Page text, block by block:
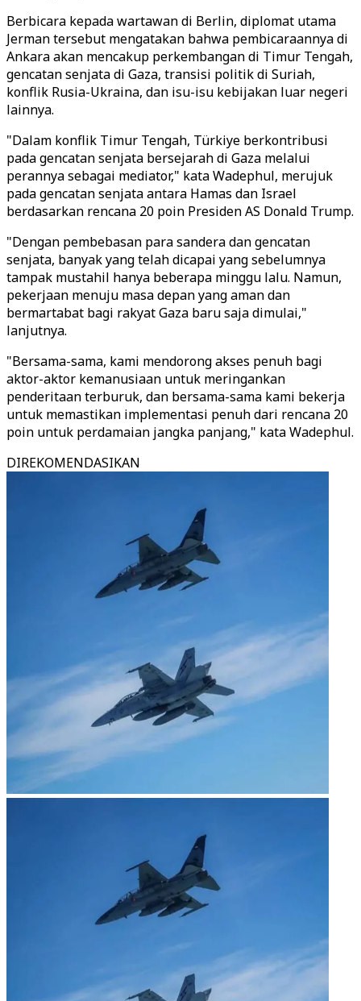
Berbicara kepada wartawan di Berlin, diplomat utama
Jerman tersebut mengatakan bahwa pembicaraannya di
Ankara akan mencakup perkembangan di Timur Tengah,
gencatan senjata di Gaza, transisi politik di Suriah,
konflik Rusia-Ukraina, dan isu-isu kebijakan luar negeri
lainnya.
"Dalam konflik Timur Tengah, Türkiye berkontribusi
pada gencatan senjata bersejarah di Gaza melalui
perannya sebagai mediator," kata Wadephul, merujuk
pada gencatan senjata antara Hamas dan Israel
berdasarkan rencana 20 poin Presiden AS Donald Trump.
"Dengan pembebasan para sandera dan gencatan
senjata, banyak yang telah dicapai yang sebelumnya
tampak mustahil hanya beberapa minggu lalu. Namun,
pekerjaan menuju masa depan yang aman dan
bermartabat bagi rakyat Gaza baru saja dimulai,"
lanjutnya.
"Bersama-sama, kami mendorong akses penuh bagi
aktor-aktor kemanusiaan untuk meringankan
penderitaan terburuk, dan bersama-sama kami bekerja
untuk memastikan implementasi penuh dari rencana 20
poin untuk perdamaian jangka panjang," kata Wadephul.
DIREKOMENDASIKAN